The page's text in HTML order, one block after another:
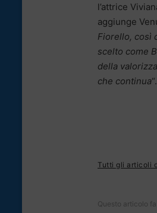
l’attrice
aggiunge
Fiorello, così
scelto come
della
che continua“.
Tutti gli articoli
Questo articolo